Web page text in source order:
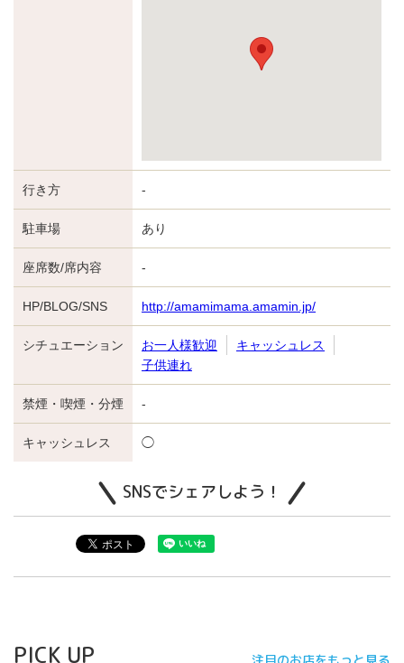
行き方 -
駐車場 あり
座席数/席内容 -
HP/BLOG/SNS http://amamimama.amamin.jp/
シチュエーション お一人様歓迎
キャッシュレス
子供連れ
禁煙・喫煙・分煙 -
キャッシュレス ◯
SNSでシェアしよう！
PICK UP